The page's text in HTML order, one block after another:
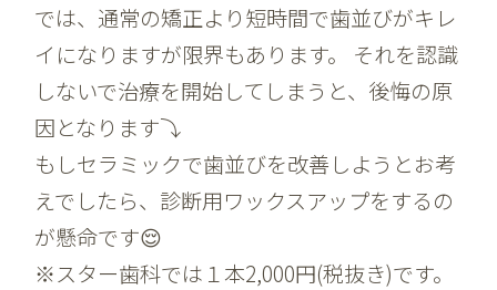
では、通常の矯正より短時間で歯並びがキレ
イになりますが限界もあります。 それを認識
しないで治療を開始してしまうと、後悔の原
因となります⤵
もしセラミックで歯並びを改善しようとお考
えでしたら、診断用ワックスアップをするの
が懸命です😌
※スター歯科では１本2,000円(税抜き)です。